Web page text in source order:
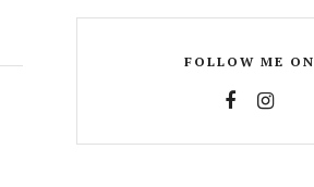
FOLLOW ME ON